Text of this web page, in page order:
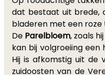
dat bestaat uit brede,
bladeren met een roze
De Parelbloem, zoals
kan bij volgroeiing een
Hij is afkomstig uit de
zuidoosten van de